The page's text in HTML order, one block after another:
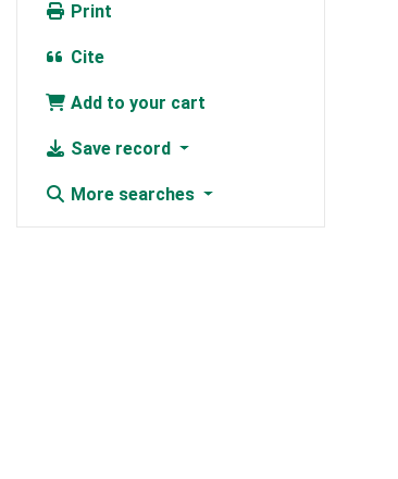
Print
Cite
Add to your cart
Save record
More searches